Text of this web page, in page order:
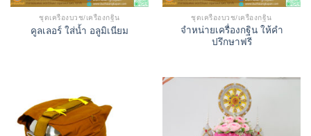
ชุดเครื่องบวช/เครื่องกฐิน
คูลเลอร์ ใส่น้ำ อลูมิเนียม
ชุดเครื่องบวช/เครื่องกฐิน
จำหน่ายเครื่องกฐิน ให้คำ
ปรึกษาฟรี